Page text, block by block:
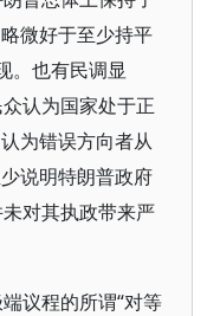
微好于至少持平
。也有民调显
认为国家处于正
为错误方向者从
说明特朗普政府
对其执政带来严
议程的所谓“对等